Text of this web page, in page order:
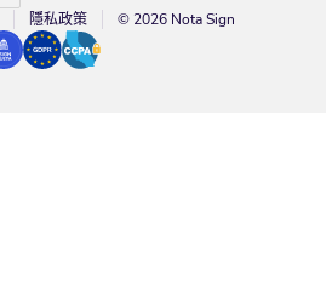
隱私政策 © 2026 Nota Sign